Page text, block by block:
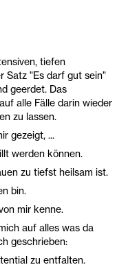
tiefen
Satz "Es darf gut sein"
geerdet. Das
alle Fälle darin wieder
zu lassen.
gezeigt, ...
werden können.
zu tiefst heilsam ist.
bin.
mir kenne.
auf alles was da
geschrieben:
zu entfalten.